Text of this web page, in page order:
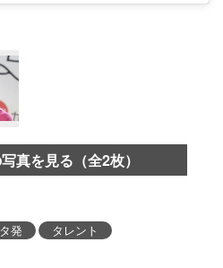
真を見る（全2枚）
発 タレント